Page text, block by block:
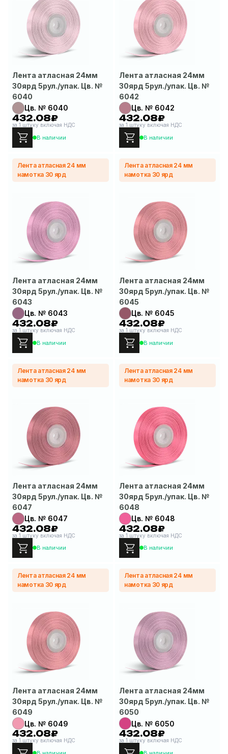
Лента атласная 24мм
30ярд 5рул./упак. Цв. №
6040
Цв. № 6040
432.08₽
за 1 штуку включая НДС
В наличии
Лента атласная 24мм
30ярд 5рул./упак. Цв. №
6042
Цв. № 6042
432.08₽
за 1 штуку включая НДС
В наличии
Лента атласная 24 мм
намотка 30 ярд
Лента атласная 24мм
30ярд 5рул./упак. Цв. №
6043
Цв. № 6043
432.08₽
за 1 штуку включая НДС
В наличии
Лента атласная 24 мм
намотка 30 ярд
Лента атласная 24мм
30ярд 5рул./упак. Цв. №
6045
Цв. № 6045
432.08₽
за 1 штуку включая НДС
В наличии
Лента атласная 24 мм
намотка 30 ярд
Лента атласная 24мм
30ярд 5рул./упак. Цв. №
6047
Цв. № 6047
432.08₽
за 1 штуку включая НДС
В наличии
Лента атласная 24 мм
намотка 30 ярд
Лента атласная 24мм
30ярд 5рул./упак. Цв. №
6048
Цв. № 6048
432.08₽
за 1 штуку включая НДС
В наличии
Лента атласная 24 мм
намотка 30 ярд
Лента атласная 24мм
30ярд 5рул./упак. Цв. №
6049
Цв. № 6049
432.08₽
за 1 штуку включая НДС
Лента атласная 24 мм
намотка 30 ярд
Лента атласная 24мм
30ярд 5рул./упак. Цв. №
6050
Цв. № 6050
432.08₽
за 1 штуку включая НДС